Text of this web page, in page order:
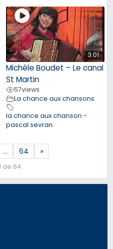
3:01
Michèle Boudet – Le canal
St Martin
57views
La chance aux chansons
la chance aux chanson -
pascal sevran
… 64 »
de 64